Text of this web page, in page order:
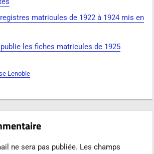
matricules de 1922 à 1924 mis en
les fiches matricules de 1925
Lenoble
ne sera pas publiée. Les champs